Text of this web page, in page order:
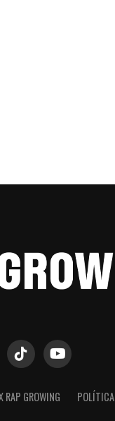
RAP GROWING POLÍTICA